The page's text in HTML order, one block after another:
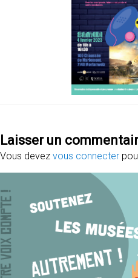
Laisser un
Vous devez vous connecter